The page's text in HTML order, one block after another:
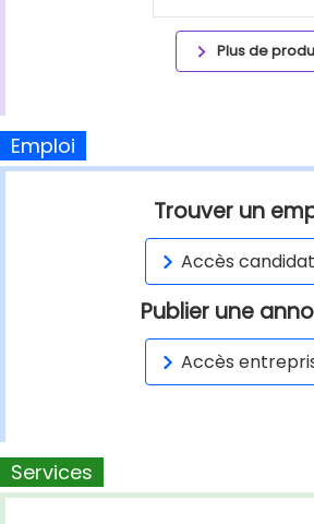
Plus de
Emploi
Trouver un
Accès candidat
Publier une
Accès
Services